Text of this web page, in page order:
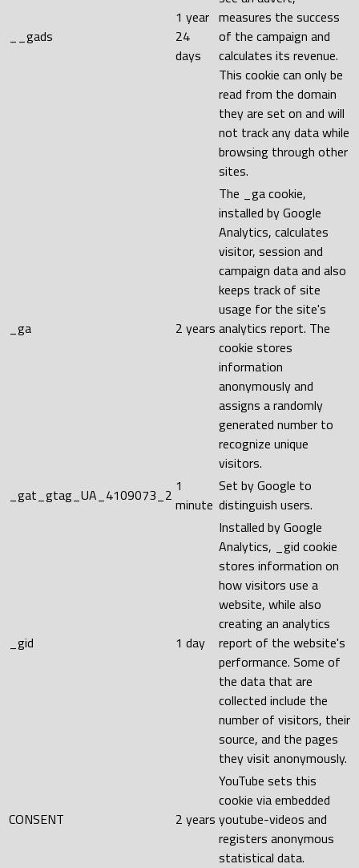
__gads
1 year
24
days
measures the success
of the campaign and
calculates its revenue.
This cookie can only be
read from the domain
they are set on and will
not track any data while
browsing through other
sites.
_ga 2 years
The _ga cookie,
installed by Google
Analytics, calculates
visitor, session and
campaign data and also
keeps track of site
usage for the site's
analytics report. The
cookie stores
information
anonymously and
assigns a randomly
generated number to
recognize unique
visitors.
_gat_gtag_UA_4109073_2 1
minute
Set by Google to
distinguish users.
_gid 1 day
Installed by Google
Analytics, _gid cookie
stores information on
how visitors use a
website, while also
creating an analytics
report of the website's
performance. Some of
the data that are
collected include the
number of visitors, their
source, and the pages
they visit anonymously.
CONSENT 2 years
YouTube sets this
cookie via embedded
youtube-videos and
registers anonymous
statistical data.